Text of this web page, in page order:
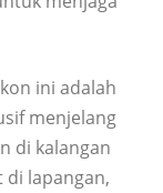
ini adalah
menjelang
di kalangan
di lapangan,